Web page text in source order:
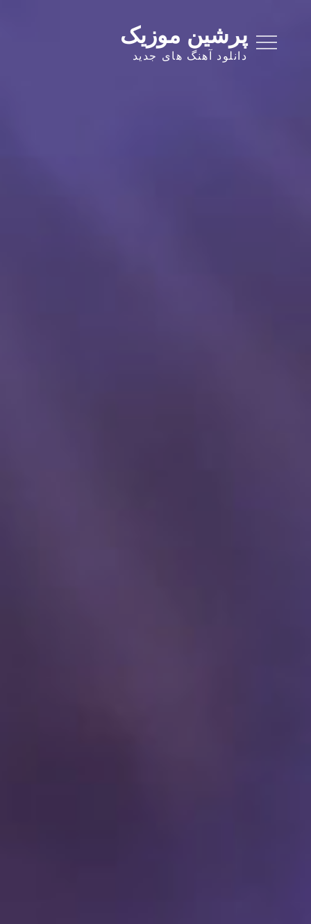
content
پرشین موزیک
دانلود آهنگ های جدید